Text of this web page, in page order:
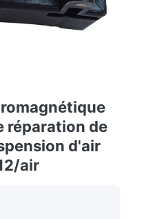
réparation de
d'air
air